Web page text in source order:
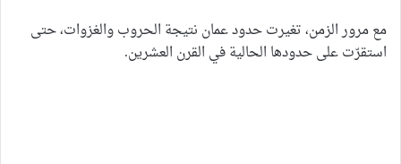
مع مرور الزمن، تغيرت حدود عمان نتيجة الحروب والغزوات، حتى
استقرّت على حدودها الحالية في القرن العشرين.